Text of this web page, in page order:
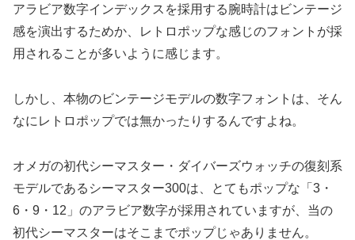
アラビア数字インデックスを採用する腕時計はビンテージ
感を演出するためか、レトロポップな感じのフォントが採
用されることが多いように感じます。
しかし、本物のビンテージモデルの数字フォントは、そん
なにレトロポップでは無かったりするんですよね。
オメガの初代シーマスター・ダイバーズウォッチの復刻系
モデルであるシーマスター300は、とてもポップな「3・
6・9・12」のアラビア数字が採用されていますが、当の
初代シーマスターはそこまでポップじゃありません。